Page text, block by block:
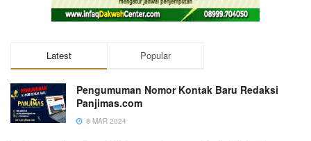
Latest Popular
Pengumuman Nomor Kontak Baru Redaksi
Panjimas.com
8 MAR 2024